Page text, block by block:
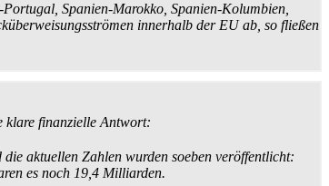
Spanien-Marokko, Spanien-Kolumbien,
innerhalb der EU ab, so fließen
klare finanzielle Antwort:
aktuellen Zahlen wurden soeben veröffentlicht:
es noch 19,4 Milliarden.